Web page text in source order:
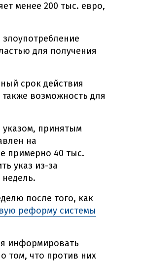
менее 200 тыс. евро,
для получения
срок действия
возможность для
указом, принятым
на
примерно 40 тыс.
указ из-за
после того, как
реформу системы
информировать
том, что против них